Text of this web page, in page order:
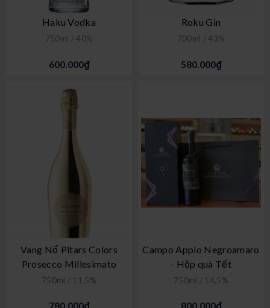
Haku Vodka
750ml / 40%
600.000₫
Roku Gin
700ml / 43%
580.000₫
Vang Nổ Pitars Colors
Prosecco Millesimato
750ml / 11,5%
780.000₫
Campo Appio Negroamaro
- Hộp quà Tết
750ml / 14,5%
800.000₫